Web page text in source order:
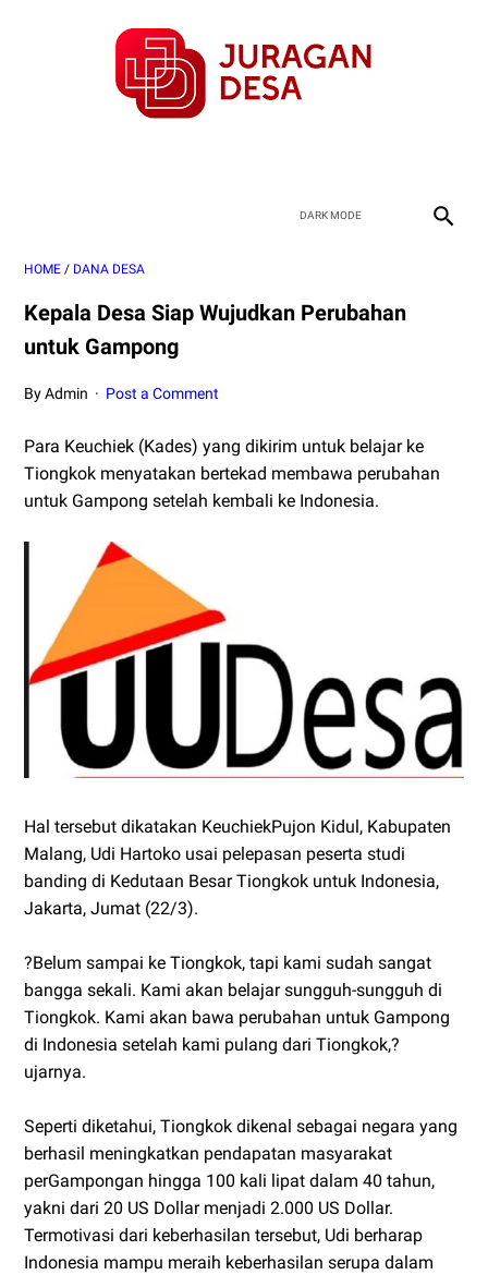
HOME / DANA DESA
Kepala Desa Siap Wujudkan Perubahan
untuk Gampong
By Admin Post a Comment
Para Keuchiek (Kades) yang dikirim untuk belajar ke
Tiongkok menyatakan bertekad membawa perubahan
untuk Gampong setelah kembali ke Indonesia.
Hal tersebut dikatakan KeuchiekPujon Kidul, Kabupaten
Malang, Udi Hartoko usai pelepasan peserta studi
banding di Kedutaan Besar Tiongkok untuk Indonesia,
Jakarta, Jumat (22/3).
?Belum sampai ke Tiongkok, tapi kami sudah sangat
bangga sekali. Kami akan belajar sungguh-sungguh di
Tiongkok. Kami akan bawa perubahan untuk Gampong
di Indonesia setelah kami pulang dari Tiongkok,?
ujarnya.
Seperti diketahui, Tiongkok dikenal sebagai negara yang
berhasil meningkatkan pendapatan masyarakat
perGampongan hingga 100 kali lipat dalam 40 tahun,
yakni dari 20 US Dollar menjadi 2.000 US Dollar.
Termotivasi dari keberhasilan tersebut, Udi berharap
Indonesia mampu meraih keberhasilan serupa dalam